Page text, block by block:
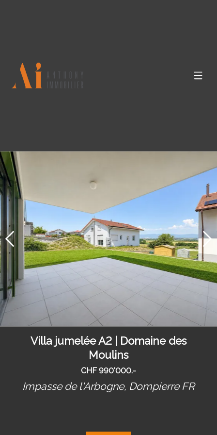
Villa jumelée A2 | Domaine des
Moulins
CHF 990'000.-
Impasse de l'Arbogne, Dompierre FR